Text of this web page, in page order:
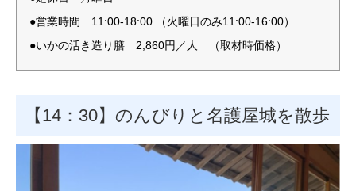
●営業時間 11:00-18:00 （火曜日のみ11:00-16:00）
●いかの活き造り膳 2,860円／人 （取材時価格）
【14：30】のんびりと名護屋城を散歩